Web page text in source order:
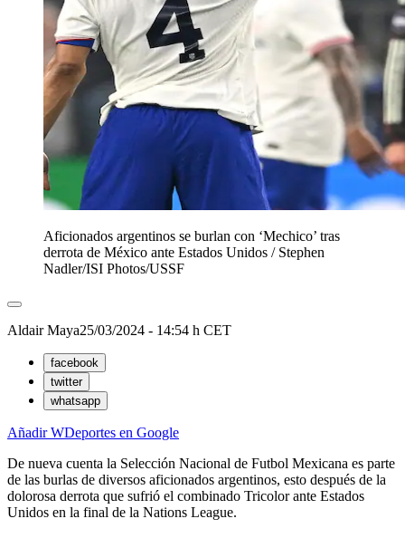
Aficionados argentinos se burlan con ‘Mechico’ tras
derrota de México ante Estados Unidos / Stephen
Nadler/ISI Photos/USSF
Aldair Maya25/03/2024 - 14:54 h CET
facebook
twitter
whatsapp
Añadir WDeportes en Google
De nueva cuenta la Selección Nacional de Futbol Mexicana es parte
de las burlas de diversos aficionados argentinos, esto después de la
dolorosa derrota que sufrió el combinado Tricolor ante Estados
Unidos en la final de la Nations League.